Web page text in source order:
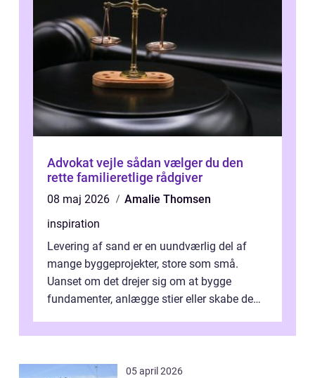
Advokat vejle sådan vælger du den
rette familieretlige rådgiver
08 maj 2026
Amalie Thomsen
inspiration
Levering af sand er en uundværlig del af
mange byggeprojekter, store som små.
Uanset om det drejer sig om at bygge
fundamenter, anlægge stier eller skabe de
05 april 2026